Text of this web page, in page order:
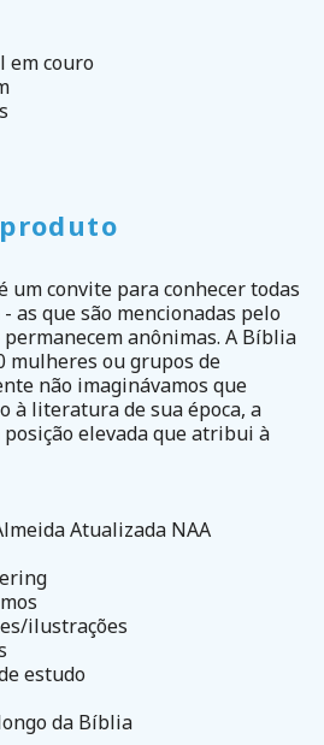
em couro
um convite para conhecer todas
as que são mencionadas pelo
anônimas. A Bíblia
mulheres ou grupos de
não imaginávamos que
à literatura de sua época, a
elevada que atribui à
Atualizada NAA
ilustrações
estudo
da Bíblia